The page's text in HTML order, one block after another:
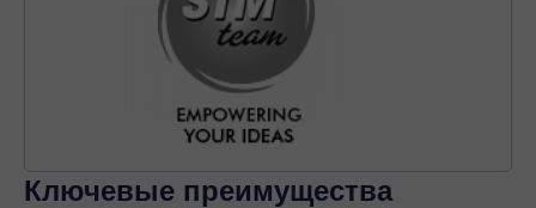
Ключевые преимущества